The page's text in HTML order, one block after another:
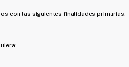
con las siguientes finalidades primarias: